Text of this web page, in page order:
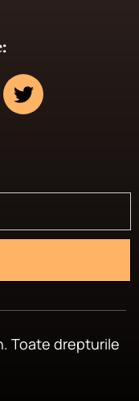
Toate drepturile